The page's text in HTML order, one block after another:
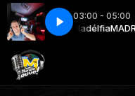
03:00 - 05:00
Filadélfia
Dei Digno De